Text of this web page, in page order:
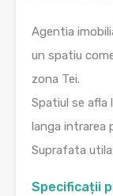
Agentia
un spatiu
zona Tei.
Spatiul se afla
langa intrarea
Suprafata
Specificații